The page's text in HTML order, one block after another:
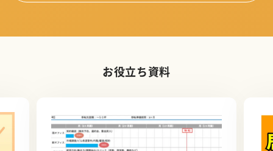
お役立ち資料